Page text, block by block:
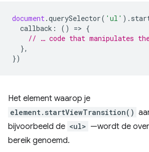
document.querySelector( 'ul' ).
callback : () => {
// … code that manipulates
},
})
Het element waarop je
element.startViewTransition()
bijvoorbeeld de <ul> —wordt de
bereik genoemd.